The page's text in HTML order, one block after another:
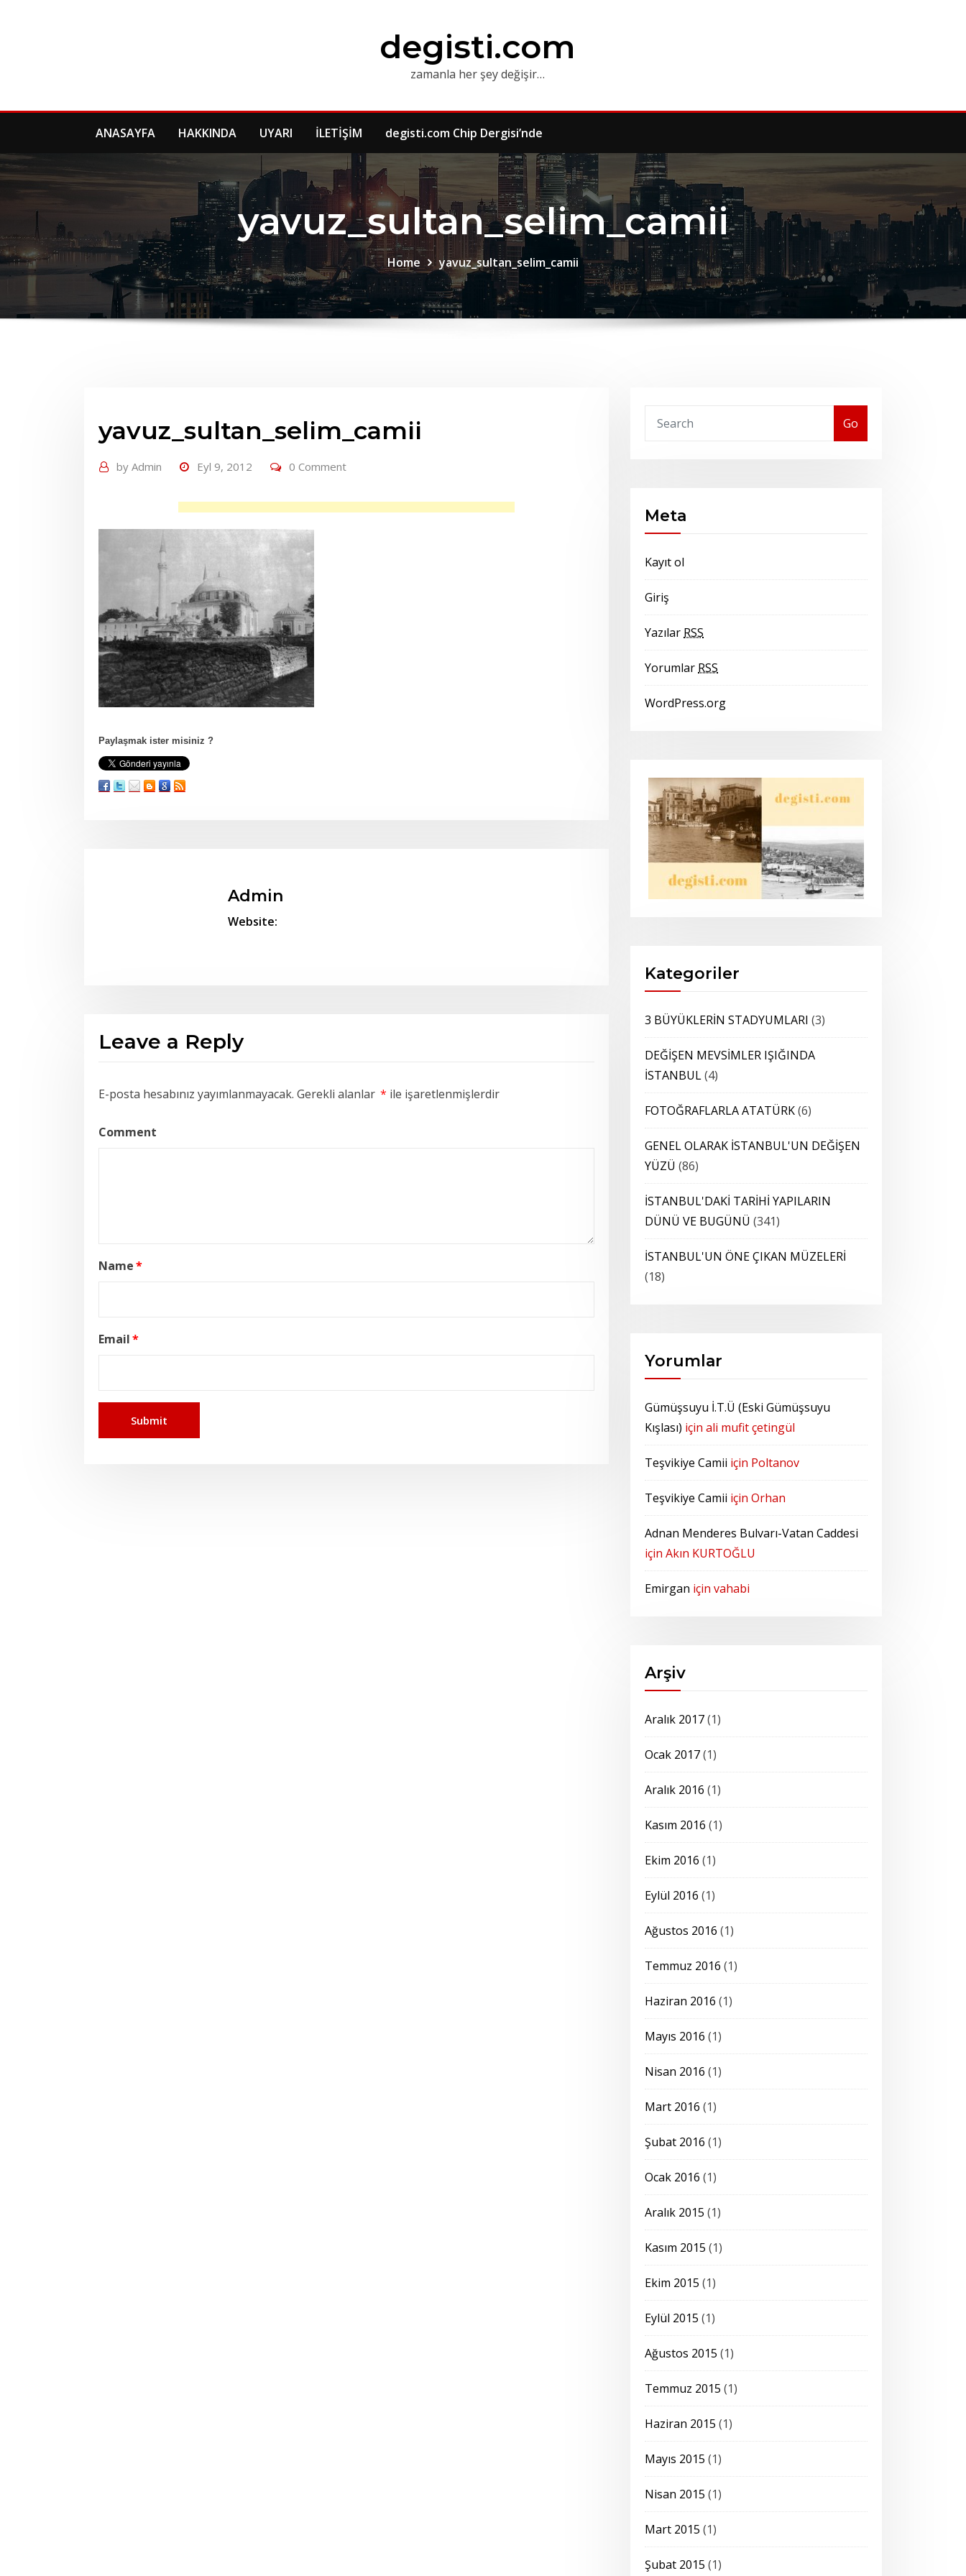
degisti.com
zamanla her şey değişir…
ANASAYFA HAKKINDA UYARI İLETİŞİM degisti.com Chip Dergisi’nde
yavuz_sultan_selim_camii
Home yavuz_sultan_selim_camii
yavuz_sultan_selim_camii
by Admin Eyl 9, 2012 0 Comment
Paylaşmak ister misiniz ?
Admin
Website:
Leave a Reply
E-posta hesabınız yayımlanmayacak. Gerekli alanlar * ile işaretlenmişlerdir
Comment
Name*
Email*
Go
Meta
Kayıt ol
Giriş
Yazılar RSS
Yorumlar RSS
WordPress.org
Kategoriler
3 BÜYÜKLERİN STADYUMLARI (3)
DEĞİŞEN MEVSİMLER IŞIĞINDA
İSTANBUL(4)
FOTOĞRAFLARLA ATATÜRK(6)
GENEL OLARAK İSTANBUL'UN DEĞİŞEN
YÜZÜ (86)
İSTANBUL'DAKİ TARİHİ YAPILARIN
DÜNÜ VE BUGÜNÜ (341)
İSTANBUL'UN ÖNE ÇIKAN MÜZELERİ
(18)
Yorumlar
Gümüşsuyu İ.T.Ü (Eski Gümüşsuyu
Kışlası) için ali mufit çetingül
Teşvikiye Camii için Poltanov
Teşvikiye Camii için Orhan
Adnan Menderes Bulvarı-Vatan Caddesi
için Akın KURTOĞLU
Emirgan için vahabi
Arşiv
Aralık 2017(1)
Ocak 2017(1)
Aralık 2016 (1)
Kasım 2016 (1)
Ekim 2016 (1)
Eylül 2016 (1)
Ağustos 2016 (1)
Temmuz 2016 (1)
Haziran 2016 (1)
Mayıs 2016 (1)
Nisan 2016 (1)
Mart 2016 (1)
Şubat 2016 (1)
Ocak 2016 (1)
Aralık 2015 (1)
Kasım 2015 (1)
Ekim 2015 (1)
Eylül 2015 (1)
Ağustos 2015 (1)
Temmuz 2015 (1)
Haziran 2015 (1)
Mayıs 2015 (1)
Nisan 2015 (1)
Mart 2015 (1)
Şubat 2015 (1)